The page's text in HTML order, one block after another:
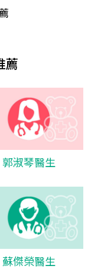
薦
郭淑琴醫生
蘇傑榮醫生